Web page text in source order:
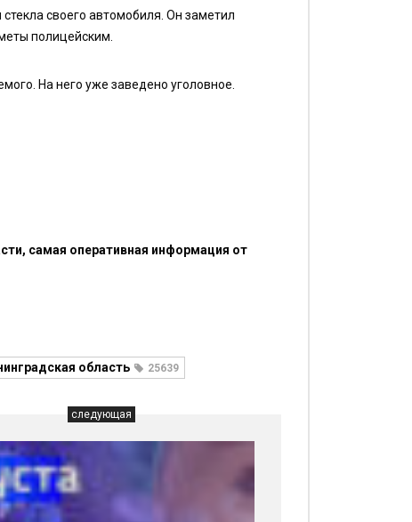
своего автомобиля. Он заметил
полицейским.
На него уже заведено уголовное.
самая оперативная информация от
область 25639
следующая